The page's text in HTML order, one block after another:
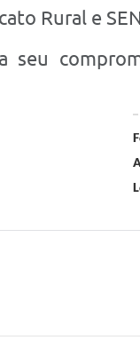
Rural e